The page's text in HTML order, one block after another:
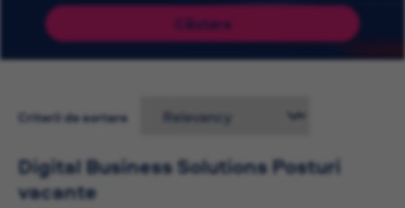
Căutare
Criterii de sortare
Digital Business Solutions Posturi
vacante